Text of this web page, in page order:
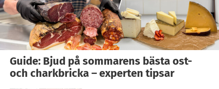
Guide: Bjud på sommarens bästa ost-
och charkbricka – experten tipsar